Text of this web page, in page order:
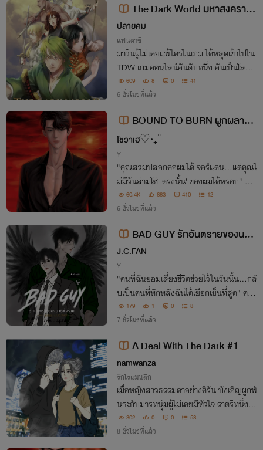
The Dark World มหาสงคราม
ออนไลน์กู้ปฐพี (เวอร์ชั่น 70 เปอร์เซ็
นต์)
ปลายคม
แฟนตาซี
มาวินผู้ไม่เคยแพ้ใครในเกม ได้หลุดเข้าไปใน
TDW เกมออนไลน์อันดับหนึ่ง อันเป็นโลกที่
เจ็บจริง ตายจริง ไม่มีปุ่มรีเซ็ตให้กด จากการ
เล่นเพื่อสะใจกลายเป็นดิ้นรนเอาชีวิตรอด สุ
609 8 0 41
6 ชั่วโมงที่แล้ว
BOUND TO BURN ผูกผลาญ
รัก
โชวาเฮ♡‧₊˚
Y
"คุณสวมปลอกคอผมได้ จอร์แดน...แต่คุณไ
ม่มีวันล่ามโซ่ 'ตรงนั้น' ของผมได้หรอก" คน
ฟังระบายยิ้มหวานหยดก่อนเอ่ย "ถ้าเฟยเฟย
ยังคิดจะใช้มันอยู่จริงๆ ฉันก็คงต้องหาวิธีมา
60.4K 683 410 12
6 ชั่วโมงที่แล้ว
BAD GUY รักอันตรายของนาย
ตัวร้าย
J.C.FAN
Y
"คนที่ฉันยอมเสี่ยงชีวิตช่วยไว้ในวันนั้น...กลั
บเป็นคนที่หักหลังฉันได้เยือกเย็นที่สูด" ควา
มแค้นคือจุดเริ่มต้น แต่หัวใจ...คือจุดจบของ
สงคราม
179 1 0 8
7 ชั่วโมงที่แล้ว
A Deal With The Dark #1
namwanza
รักโรแมนติก
เมื่อหญิงสาวธรรมดาอย่างศิรัน บังเอิญผูกพั
นธะกับมารหนุ่มผู้ไม่เคยมีหัวใจ ราตรีหนึ่งใต้
แสงตะเกียงวิญญาณ กลับจุดไฟรักที่ทั้งเร่าร้
อนและต้องห้าม อยากให้ทุกคนได้ลองอ่านเรื่
302 0 0 58
8 ชั่วโมงที่แล้ว